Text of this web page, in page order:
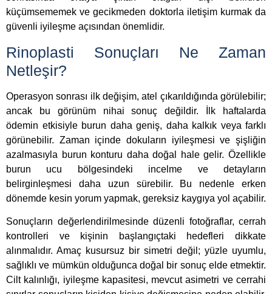
küçümsememek ve gecikmeden doktorla iletişim kurmak da
güvenli iyileşme açısından önemlidir.
Rinoplasti Sonuçları Ne Zaman
Netleşir?
Operasyon sonrası ilk değişim, atel çıkarıldığında görülebilir;
ancak bu görünüm nihai sonuç değildir. İlk haftalarda
ödemin etkisiyle burun daha geniş, daha kalkık veya farklı
görünebilir. Zaman içinde dokuların iyileşmesi ve şişliğin
azalmasıyla burun konturu daha doğal hale gelir. Özellikle
burun ucu bölgesindeki incelme ve detayların
belirginleşmesi daha uzun sürebilir. Bu nedenle erken
dönemde kesin yorum yapmak, gereksiz kaygıya yol açabilir.
Sonuçların değerlendirilmesinde düzenli fotoğraflar, cerrah
kontrolleri ve kişinin başlangıçtaki hedefleri dikkate
alınmalıdır. Amaç kusursuz bir simetri değil; yüzle uyumlu,
sağlıklı ve mümkün olduğunca doğal bir sonuç elde etmektir.
Cilt kalınlığı, iyileşme kapasitesi, mevcut asimetri ve cerrahi